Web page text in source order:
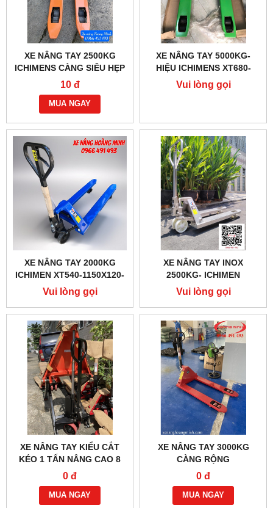
XE NÂNG TAY 2500KG
ICHIMENS CÀNG SIÊU HẸP
XT450-1150MM
10 đ
MUA NGAY
XE NÂNG TAY 5000KG-
HIỆU ICHIMENS XT680-
1150MM
Vui lòng gọi
XE NÂNG TAY 2000KG
ICHIMEN XT540-1150X120-
2T
Vui lòng gọi
XE NÂNG TAY INOX
2500KG- ICHIMEN
540X1150MM
Vui lòng gọi
XE NÂNG TAY KIỂU CẮT
KÉO 1 TẤN NÂNG CAO 8
TẤC
0 đ
MUA NGAY
XE NÂNG TAY 3000KG
CÀNG RỘNG
0 đ
MUA NGAY